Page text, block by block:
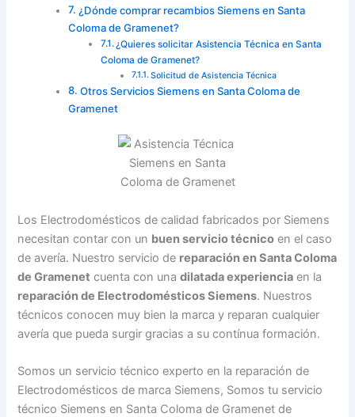
¿Dónde comprar recambios Siemens en Santa
Coloma de Gramenet?
¿Quieres solicitar Asistencia Técnica en Santa
Coloma de Gramenet?
Solicitud de Asistencia Técnica
Otros Servicios Siemens en Santa Coloma de
Gramenet
Los Electrodomésticos de calidad fabricados por Siemens
necesitan contar con un buen servicio técnico en el caso
de avería. Nuestro servicio de reparación en Santa Coloma
de Gramenet cuenta con unadilatada experiencia en la
reparación de Electrodomésticos Siemens. Nuestros
técnicos conocen muy bien la marca y reparan cualquier
avería que pueda surgir gracias a su contínua formación.
Somos un servicio técnico experto en la reparación de
Electrodomésticos de marca Siemens, Somos tu servicio
técnico Siemens en Santa Coloma de Gramenet de